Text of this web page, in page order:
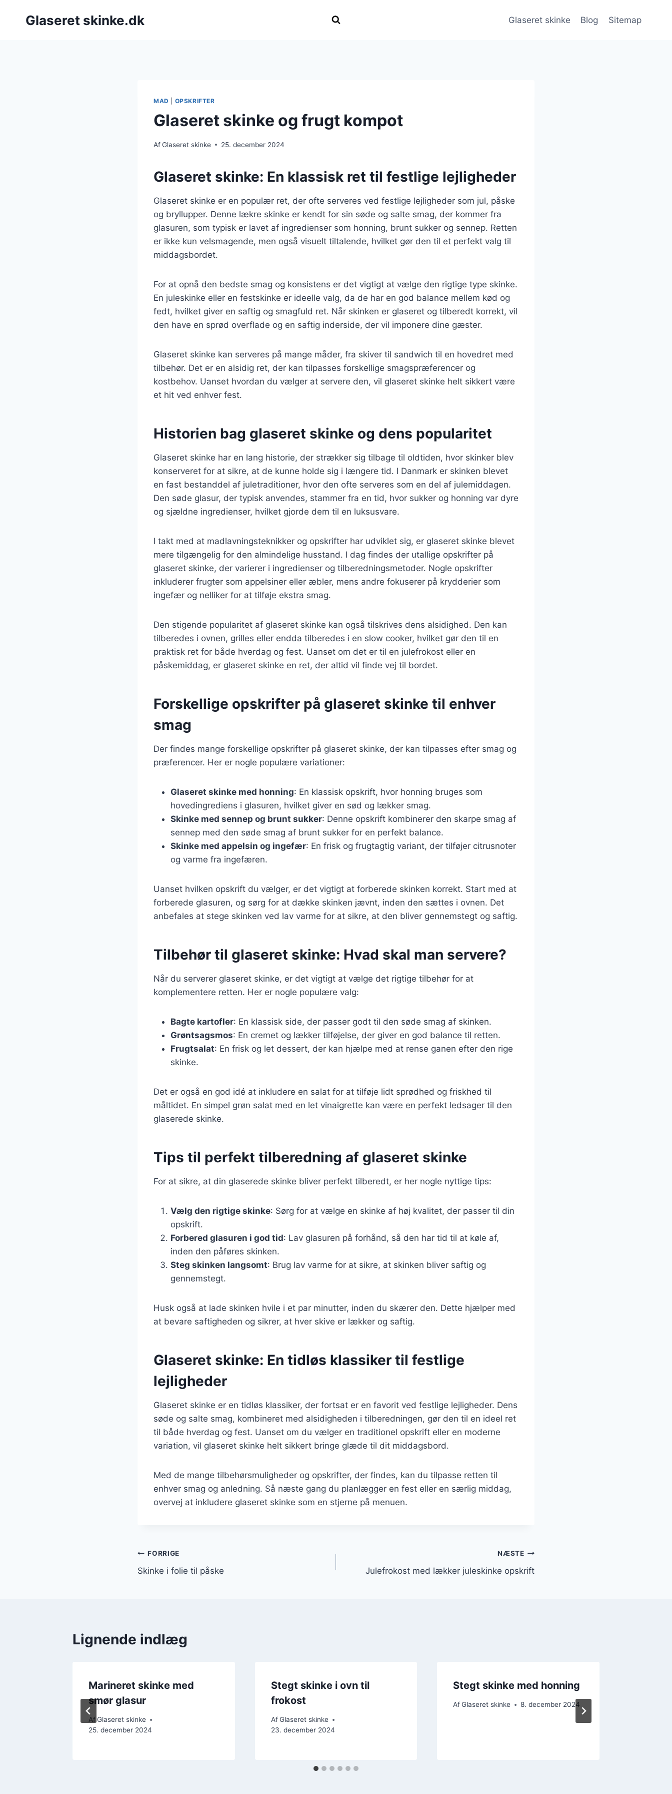
Glaseret skinke.dk Glaseret skinke Blog Sitemap
MAD OPSKRIFTER
Glaseret skinke og frugt kompot
AfGlaseret skinke 25. december 2024
Glaseret skinke: En klassisk ret til festlige lejligheder
Glaseret skinke er en populær ret, der ofte serveres ved festlige lejligheder som jul, påske
og bryllupper. Denne lækre skinke er kendt for sin søde og salte smag, der kommer fra
glasuren, som typisk er lavet af ingredienser som honning, brunt sukker og sennep. Retten
er ikke kun velsmagende, men også visuelt tiltalende, hvilket gør den til et perfekt valg til
middagsbordet.
For at opnå den bedste smag og konsistens er det vigtigt at vælge den rigtige type skinke.
En juleskinke eller en festskinke er ideelle valg, da de har en god balance mellem kød og
fedt, hvilket giver en saftig og smagfuld ret. Når skinken er glaseret og tilberedt korrekt, vil
den have en sprød overflade og en saftig inderside, der vil imponere dine gæster.
Glaseret skinke kan serveres på mange måder, fra skiver til sandwich til en hovedret med
tilbehør. Det er en alsidig ret, der kan tilpasses forskellige smagspræferencer og
kostbehov. Uanset hvordan du vælger at servere den, vil glaseret skinke helt sikkert være
et hit ved enhver fest.
Historien bag glaseret skinke og dens popularitet
Glaseret skinke har en lang historie, der strækker sig tilbage til oldtiden, hvor skinker blev
konserveret for at sikre, at de kunne holde sig i længere tid. I Danmark er skinken blevet
en fast bestanddel af juletraditioner, hvor den ofte serveres som en del af julemiddagen.
Den søde glasur, der typisk anvendes, stammer fra en tid, hvor sukker og honning var dyre
og sjældne ingredienser, hvilket gjorde dem til en luksusvare.
I takt med at madlavningsteknikker og opskrifter har udviklet sig, er glaseret skinke blevet
mere tilgængelig for den almindelige husstand. I dag findes der utallige opskrifter på
glaseret skinke, der varierer i ingredienser og tilberedningsmetoder. Nogle opskrifter
inkluderer frugter som appelsiner eller æbler, mens andre fokuserer på krydderier som
ingefær og nelliker for at tilføje ekstra smag.
Den stigende popularitet af glaseret skinke kan også tilskrives dens alsidighed. Den kan
tilberedes i ovnen, grilles eller endda tilberedes i en slow cooker, hvilket gør den til en
praktisk ret for både hverdag og fest. Uanset om det er til en julefrokost eller en
påskemiddag, er glaseret skinke en ret, der altid vil finde vej til bordet.
Forskellige opskrifter på glaseret skinke til enhver
smag
Der findes mange forskellige opskrifter på glaseret skinke, der kan tilpasses efter smag og
præferencer. Her er nogle populære variationer:
Glaseret skinke med honning: En klassisk opskrift, hvor honning bruges som
hovedingrediens i glasuren, hvilket giver en sød og lækker smag.
Skinke med sennep og brunt sukker: Denne opskrift kombinerer den skarpe smag af
sennep med den søde smag af brunt sukker for en perfekt balance.
Skinke med appelsin og ingefær: En frisk og frugtagtig variant, der tilføjer citrusnoter
og varme fra ingefæren.
Uanset hvilken opskrift du vælger, er det vigtigt at forberede skinken korrekt. Start med at
forberede glasuren, og sørg for at dække skinken jævnt, inden den sættes i ovnen. Det
anbefales at stege skinken ved lav varme for at sikre, at den bliver gennemstegt og saftig.
Tilbehør til glaseret skinke: Hvad skal man servere?
Når du serverer glaseret skinke, er det vigtigt at vælge det rigtige tilbehør for at
komplementere retten. Her er nogle populære valg:
Bagte kartofler: En klassisk side, der passer godt til den søde smag af skinken.
Grøntsagsmos: En cremet og lækker tilføjelse, der giver en god balance til retten.
Frugtsalat: En frisk og let dessert, der kan hjælpe med at rense ganen efter den rige
skinke.
Det er også en god idé at inkludere en salat for at tilføje lidt sprødhed og friskhed til
måltidet. En simpel grøn salat med en let vinaigrette kan være en perfekt ledsager til den
glaserede skinke.
Tips til perfekt tilberedning af glaseret skinke
For at sikre, at din glaserede skinke bliver perfekt tilberedt, er her nogle nyttige tips:
Vælg den rigtige skinke: Sørg for at vælge en skinke af høj kvalitet, der passer til din
opskrift.
Forbered glasuren i god tid: Lav glasuren på forhånd, så den har tid til at køle af,
inden den påføres skinken.
Steg skinken langsomt: Brug lav varme for at sikre, at skinken bliver saftig og
gennemstegt.
Husk også at lade skinken hvile i et par minutter, inden du skærer den. Dette hjælper med
at bevare saftigheden og sikrer, at hver skive er lækker og saftig.
Glaseret skinke: En tidløs klassiker til festlige
lejligheder
Glaseret skinke er en tidløs klassiker, der fortsat er en favorit ved festlige lejligheder. Dens
søde og salte smag, kombineret med alsidigheden i tilberedningen, gør den til en ideel ret
til både hverdag og fest. Uanset om du vælger en traditionel opskrift eller en moderne
variation, vil glaseret skinke helt sikkert bringe glæde til dit middagsbord.
Med de mange tilbehørsmuligheder og opskrifter, der findes, kan du tilpasse retten til
enhver smag og anledning. Så næste gang du planlægger en fest eller en særlig middag,
overvej at inkludere glaseret skinke som en stjerne på menuen.
Indlægsnavigation
FORRIGE
Skinke i folie til påske
NÆSTE
Julefrokost med lækker juleskinke opskrift
Lignende indlæg
Marineret skinke med
smør glasur
AfGlaseret skinke
25. december 2024
Stegt skinke i ovn til
frokost
Af Glaseret skinke
23. december 2024
Stegt skinke med honning
Af Glaseret skinke 8. december 2024